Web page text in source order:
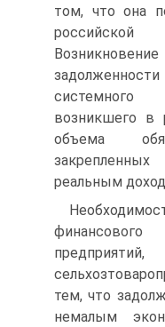
том, что она
возникшего в
объема
реальным
тем, что
немалым